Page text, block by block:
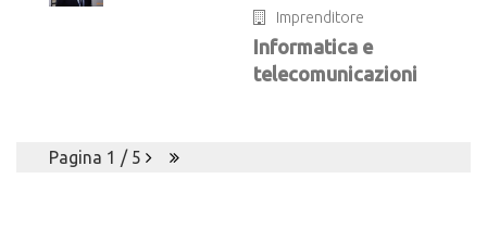
Imprenditore
Informatica e
telecomunicazioni
Pagina 1 / 5